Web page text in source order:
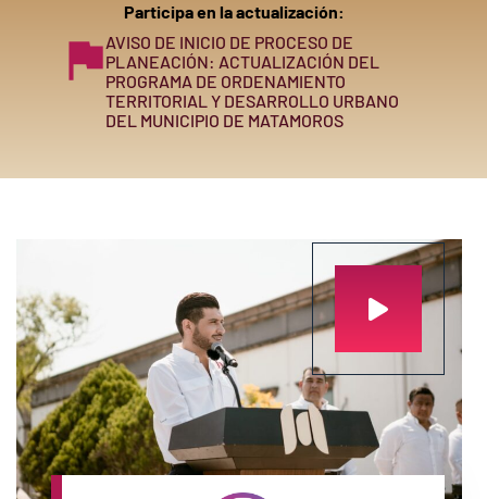
Participa en la actualización:
AVISO DE INICIO DE PROCESO DE
PLANEACIÓN: ACTUALIZACIÓN DEL
PROGRAMA DE ORDENAMIENTO
TERRITORIAL Y DESARROLLO URBANO
DEL MUNICIPIO DE MATAMOROS